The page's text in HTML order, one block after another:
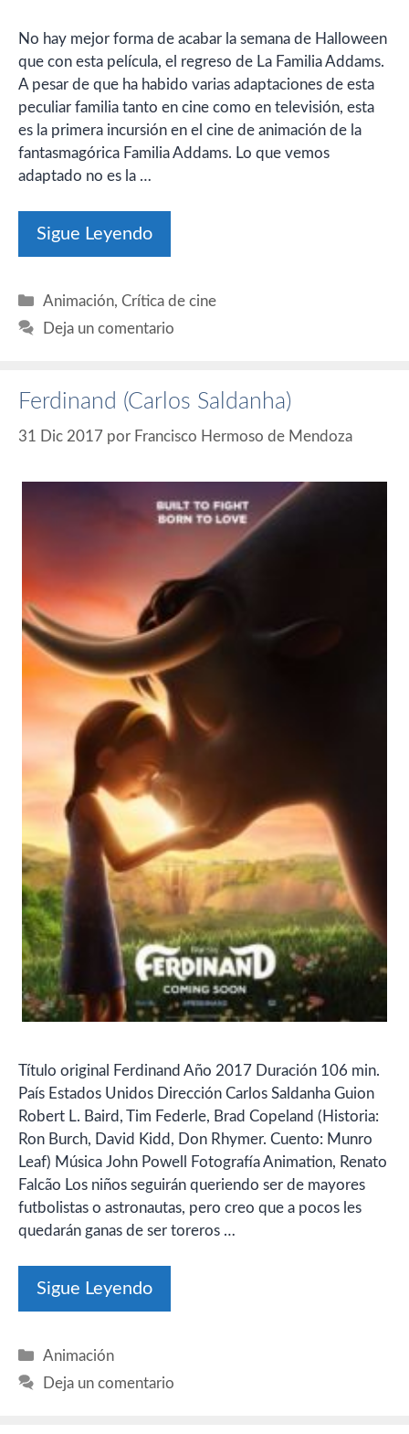
No hay mejor forma de acabar la semana de Halloween
que con esta película, el regreso de La Familia Addams.
A pesar de que ha habido varias adaptaciones de esta
peculiar familia tanto en cine como en televisión, esta
es la primera incursión en el cine de animación de la
fantasmagórica Familia Addams. Lo que vemos
adaptado no es la …
Sigue Leyendo
Categorías
Animación,Crítica de cine
Deja un comentario
Ferdinand (Carlos Saldanha)
31 Dic 2017 por Francisco Hermoso de Mendoza
Título original Ferdinand Año 2017 Duración 106 min.
País Estados Unidos Dirección Carlos Saldanha Guion
Robert L. Baird, Tim Federle, Brad Copeland (Historia:
Ron Burch, David Kidd, Don Rhymer. Cuento: Munro
Leaf) Música John Powell Fotografía Animation, Renato
Falcão Los niños seguirán queriendo ser de mayores
futbolistas o astronautas, pero creo que a pocos les
quedarán ganas de ser toreros …
Sigue Leyendo
Categorías
Animación
Deja un comentario